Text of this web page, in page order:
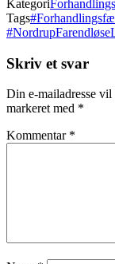
Kategori
Tags
Skriv et svar
Din e-mailadresse
markeret med *
Kommentar *